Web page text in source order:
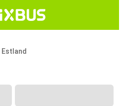
Estland